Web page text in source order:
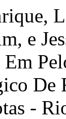
e
De
-